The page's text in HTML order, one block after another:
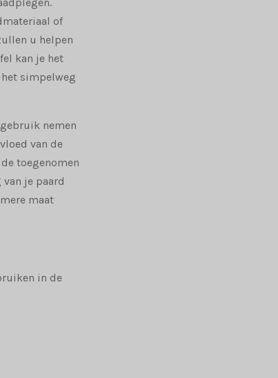
of
u helpen
kan je het
het simpelweg
nemen
van de
toegenomen
je paard
maat
in de